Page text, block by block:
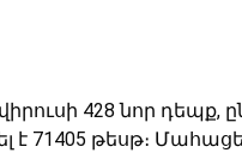
428նոր դեպք,
է 71405 թեսթ։